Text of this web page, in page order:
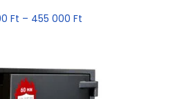
Ft – 455 000 Ft